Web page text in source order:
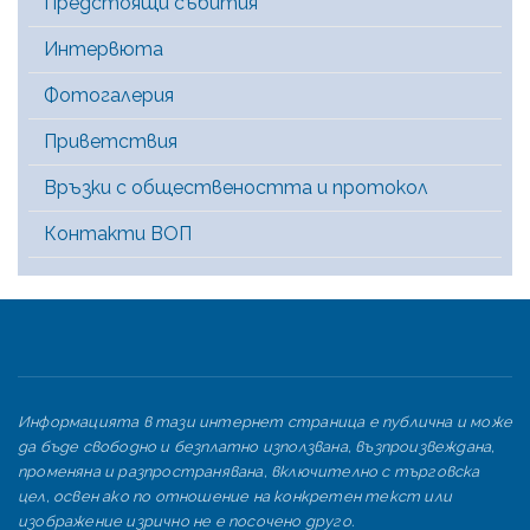
Интервюта
Фотогалерия
Приветствия
Връзки с обществеността и протокол
Контакти ВОП
Информацията в тази интернет страница е публична и може
да бъде свободно и безплатно използвана, възпроизвеждана,
променяна и разпространявана, включително с търговска
цел, освен ако по отношение на конкретен текст или
изображение изрично не е посочено друго.